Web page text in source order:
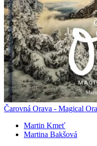
Čarovná Orava - Magical
Martin Kmeť
Martina Bakšová